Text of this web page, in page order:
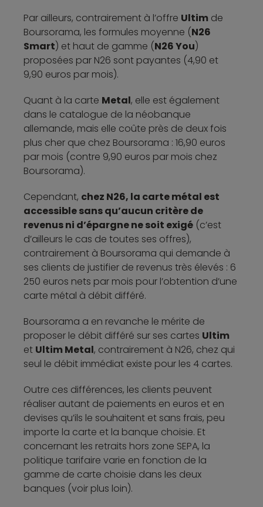
Par ailleurs, contrairement à l’offre Ultim de
Boursorama, les formules moyenne (N26
Smart) et haut de gamme (N26 You)
proposées par N26 sont payantes (4,90 et
9,90 euros par mois).
Quant à la carte Metal, elle est également
dans le catalogue de la néobanque
allemande, mais elle coûte près de deux fois
plus cher que chez Boursorama : 16,90 euros
par mois (contre 9,90 euros par mois chez
Boursorama).
Cependant, chez N26, la carte métal est
accessible sans qu’aucun critère de
revenus ni d’épargne ne soit exigé (c’est
d’ailleurs le cas de toutes ses offres),
contrairement à Boursorama qui demande à
ses clients de justifier de revenus très élevés : 6
250 euros nets par mois pour l’obtention d’une
carte métal à débit différé.
Boursorama a en revanche le mérite de
proposer le débit différé sur ses cartes Ultim
et Ultim Metal, contrairement à N26, chez qui
seul le débit immédiat existe pour les 4 cartes.
Outre ces différences, les clients peuvent
réaliser autant de paiements en euros et en
devises qu’ils le souhaitent et sans frais, peu
importe la carte et la banque choisie. Et
concernant les retraits hors zone SEPA, la
politique tarifaire varie en fonction de la
gamme de carte choisie dans les deux
banques (voir plus loin).